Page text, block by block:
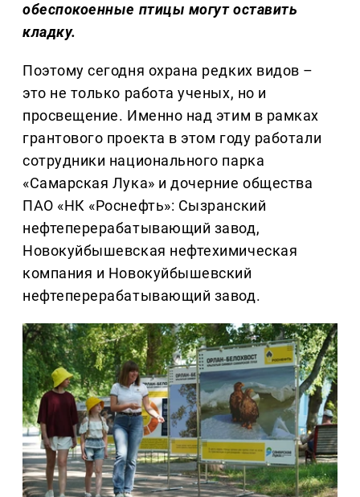
обеспокоенные птицы могут оставить
кладку.
Поэтому сегодня охрана редких видов –
это не только работа ученых, но и
просвещение. Именно над этим в рамках
грантового проекта в этом году работали
сотрудники национального парка
«Самарская Лука» и дочерние общества
ПАО «НК «Роснефть»: Сызранский
нефтеперерабатывающий завод,
Новокуйбышевская нефтехимическая
компания и Новокуйбышевский
нефтеперерабатывающий завод.